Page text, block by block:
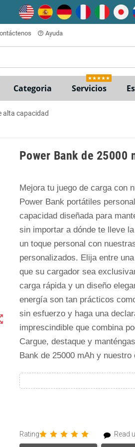
help_outline Ayuda
Categoria Servicios
★★★★★
alta capacidad
Power Bank de 25000
Mejora tu juego de carga con
Power Bank portátiles
capacidad diseñada para
sin importar a dónde te lleve
un toque personal con
personalizados. Elija entre
que su cargador sea
carga rápida y un diseño
energía son tan prácticos
sin esfuerzo y haga una
imprescindible que combina
Cargue, destaque y
Bank de 25000 mAh y
Rating Read